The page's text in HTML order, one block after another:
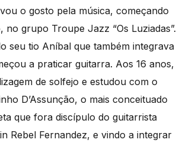
o gosto pela música, começando
no grupo Troupe Jazz “Os Luziadas”.
seu tio Aníbal que também integrava
a praticar guitarra. Aos 16 anos,
de solfejo e estudou com o
D’Assunção, o mais conceituado
que fora discípulo do guitarrista
Rebel Fernandez, e vindo a integrar